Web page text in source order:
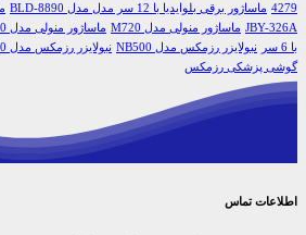
4279 ماساژور برقی بلوایدیا با 12 سر مدل مدل BLD-8890
JBY-326A ماساژور منولی مدل M720 ماساژور منولی مدل M730
با 6 سر
نبولایزر رزمکس مدل NB500 نبولایزر رزمکس مدل NE100
گوشی پزشکی رزمکس
اطلاعات تماس